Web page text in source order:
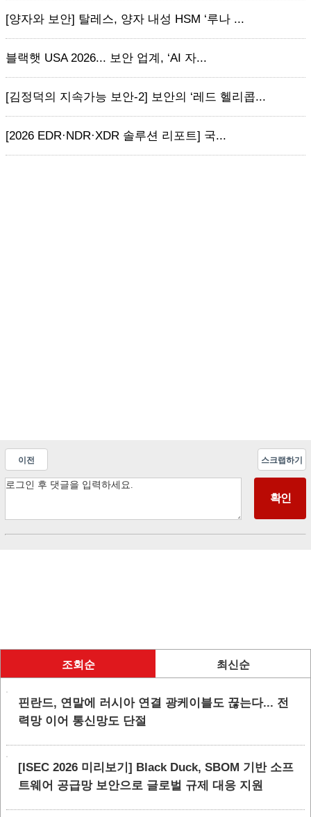
[양자와 보안] 탈레스, 양자 내성 HSM ‘루나 ...
블랙햇 USA 2026... 보안 업계, ‘AI 자...
[김정덕의 지속가능 보안-2] 보안의 ‘레드 헬리콥...
[2026 EDR·NDR·XDR 솔루션 리포트] 국...
이전 스크랩하기
조회순 최신순
핀란드, 연말에 러시아 연결 광케이블도 끊는다... 전
력망 이어 통신망도 단절
[ISEC 2026 미리보기] Black Duck, SBOM 기반 소프
트웨어 공급망 보안으로 글로벌 규제 대응 지원